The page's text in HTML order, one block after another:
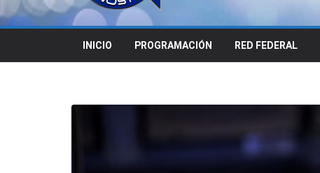
INICIO PROGRAMACIÓN RED FEDERAL